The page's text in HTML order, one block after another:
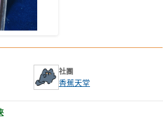
社團
香蕉天堂